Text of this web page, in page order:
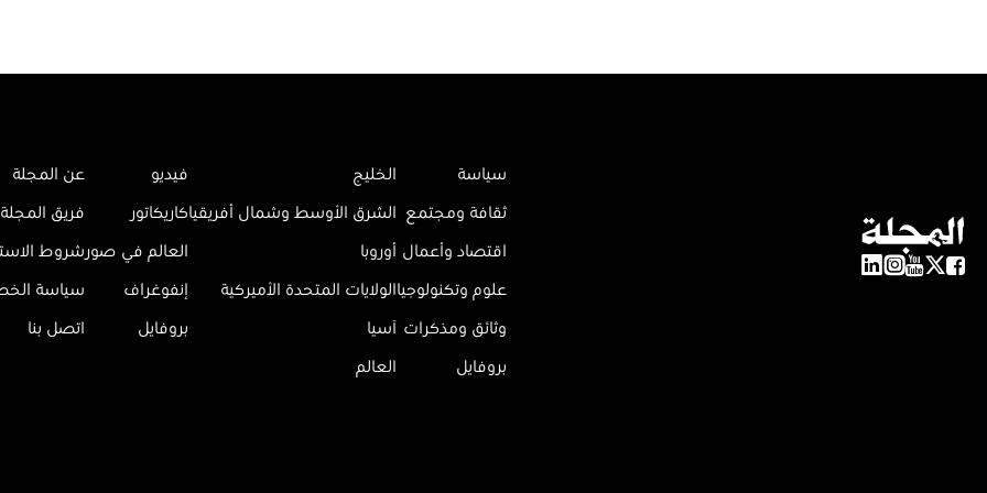
سياسة
ثقافة ومجتمع
اقتصاد وأعمال
علوم وتكنولوجيا
وثائق ومذكرات
بروفايل
الخليج
الشرق الأوسط وشمال أفريقيا
أوروبا
الولايات المتحدة الأميركية
آسيا
العالم
فيديو
كاريكاتور
العالم في صور
إنفوغراف
بروفايل
عن المجلة
فريق المجلة
شروط
سياسة
اتصل بنا